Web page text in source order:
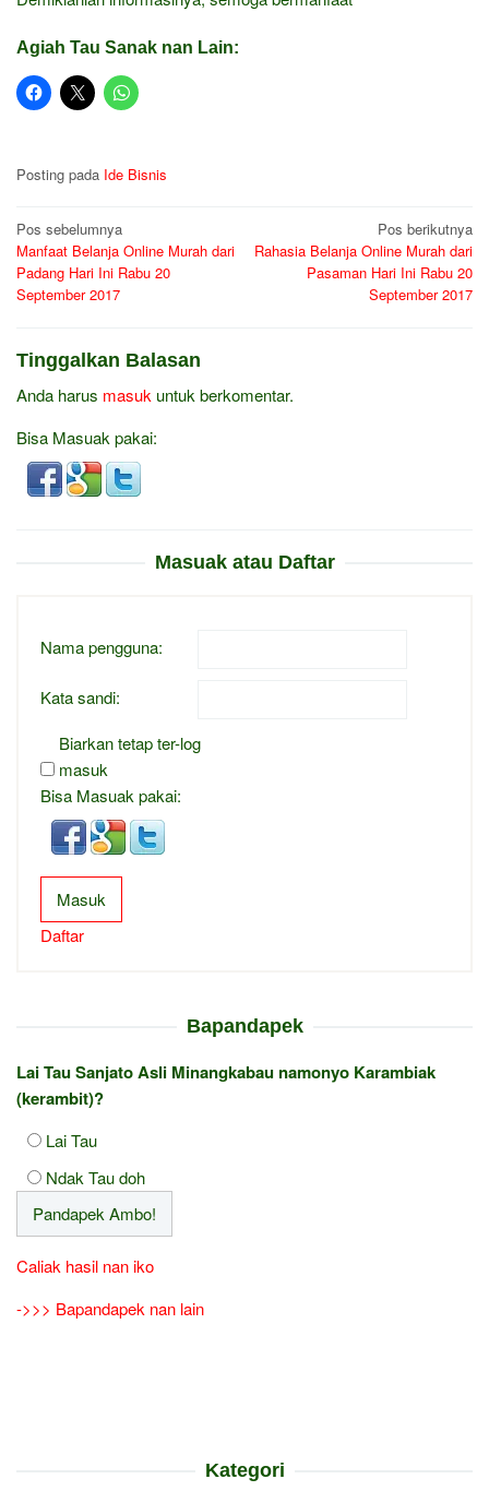
Agiah Tau Sanak nan Lain:
Posting pada Ide Bisnis
Navigasi
pos
Pos sebelumnya
Manfaat Belanja Online Murah dari
Padang Hari Ini Rabu 20
September 2017
Pos berikutnya
Rahasia Belanja Online Murah dari
Pasaman Hari Ini Rabu 20
September 2017
Tinggalkan Balasan
Anda harus masuk untuk berkomentar.
Bisa Masuak pakai:
Masuak atau Daftar
Nama pengguna:
Kata sandi:
Biarkan tetap ter-log
masuk
Bisa Masuak pakai:
Masuk
Daftar
Bapandapek
Lai Tau Sanjato Asli Minangkabau namonyo Karambiak
(kerambit)?
Lai Tau
Ndak Tau doh
Caliak hasil nan iko
->>> Bapandapek nan lain
Kategori